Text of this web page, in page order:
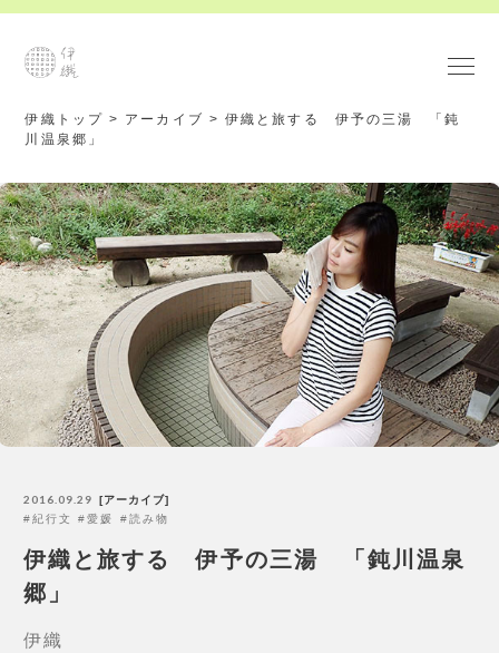
伊織トップ > アーカイブ >伊織と旅する 伊予の三湯 「鈍
川温泉郷」
2016.09.29
アーカイブ
紀行文
愛媛 読み物
伊織と旅する 伊予の三湯 「鈍川温泉
郷」
伊織